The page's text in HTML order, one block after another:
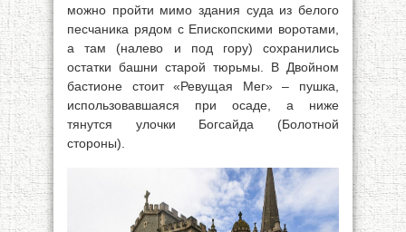
можно пройти мимо здания суда из белого
песчаника рядом с Епископскими воротами,
а там (налево и под гору) сохранились
остатки башни старой тюрьмы. В Двойном
бастионе стоит «Ревущая Мег» – пушка,
использовавшаяся при осаде, а ниже
тянутся улочки Богсайда (Болотной
стороны).